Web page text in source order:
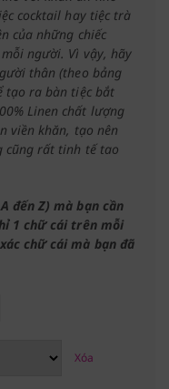
cocktail hay tiệc trà
của những chiếc
người. Vì vậy, hãy
thân (theo bảng
tạo ra bàn tiệc bắt
Linen chất lượng
viền khăn, tạo nên
cũng rất tinh tế tao
đến Z) mà bạn cần
1 chữ cái trên mỗi
chữ cái mà bạn đã
Xóa